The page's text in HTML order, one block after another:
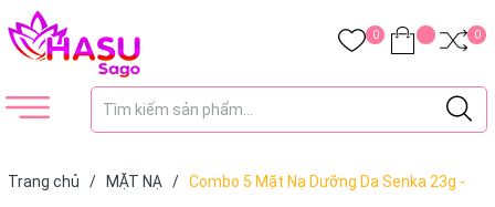
0 0
Trang chủ / MẶT NẠ / Combo 5 Mặt Nạ Dưỡng Da Senka 23g -